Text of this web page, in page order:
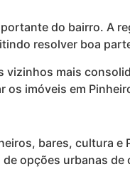
do bairro. A
resolver boa
mais
imóveis em
bares, cultura
opções urbanas